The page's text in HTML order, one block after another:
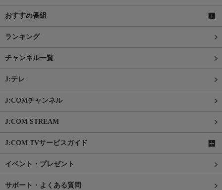
おすすめ番組
ランキング
チャンネル一覧
J:テレ
J:COMチャンネル
J:COM STREAM
J:COM TVサービスガイド
イベント・プレゼント
サポート・よくある質問